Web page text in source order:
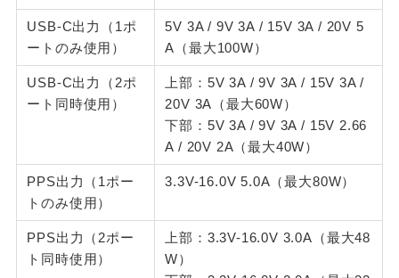
USB-C出力（1ポ
ートのみ使用）
5V 3A / 9V 3A / 15V 3A / 20V 5
A（最大100W）
USB-C出力（2ポ
ート同時使用）
上部：5V 3A / 9V 3A / 15V 3A /
20V 3A（最大60W）
下部：5V 3A / 9V 3A / 15V 2.66
A / 20V 2A（最大40W）
PPS出力（1ポー
トのみ使用）
3.3V-16.0V 5.0A（最大80W）
PPS出力（2ポー
ト同時使用）
上部：3.3V-16.0V 3.0A（最大48
W）